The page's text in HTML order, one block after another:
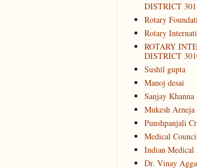
DISTRICT
Rotary
Rotary
ROTARY
DISTRICT
Sushil gupta
Manoj desai
Sanjay Khanna
Mukesh Arneja
Punshpanjali
Medical
Indian Medical
Dr. Vinay